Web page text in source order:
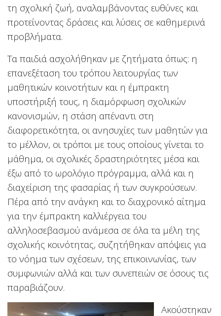
τη σχολική ζωή, αναλαμβάνοντας ευθύνες και
προτείνοντας δράσεις και λύσεις σε καθημερινά
προβλήματα.
Τα παιδιά ασχολήθηκαν με ζητήματα όπως: η
επανεξέταση του τρόπου λειτουργίας των
μαθητικών κοινοτήτων και η έμπρακτη
υποστήριξή τους, η διαμόρφωση σχολικών
κανονισμών, η στάση απέναντι στη
διαφορετικότητα, οι ανησυχίες των μαθητών για
το μέλλον, οι τρόποι με τους οποίους γίνεται το
μάθημα, οι σχολικές δραστηριότητες μέσα και
έξω από το ωρολόγιο πρόγραμμα, αλλά και η
διαχείριση της φασαρίας ή των συγκρούσεων.
Πέρα από την ανάγκη και το διαχρονικό αίτημα
για την έμπρακτη καλλιέργεια του
αλληλοσεβασμού ανάμεσα σε όλα τα μέλη της
σχολικής κοινότητας, συζητήθηκαν απόψεις για
το νόημα των σχέσεων, της επικοινωνίας, των
συμφωνιών αλλά και των συνεπειών σε όσους τις
παραβιάζουν.
Ακούστηκαν